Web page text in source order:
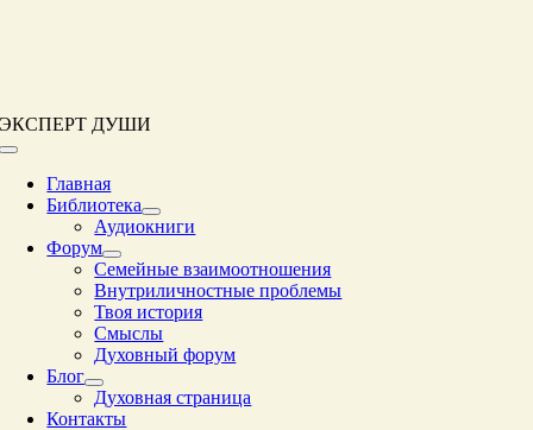
ЭКСПЕРТ ДУШИ
Переключение
навигацииГлавная
Библиотека
Аудиокниги
Форум
Семейные взаимоотношения
Внутриличностные проблемы
Твоя история
Смыслы
Духовный форум
Блог
Духовная страница
Контакты